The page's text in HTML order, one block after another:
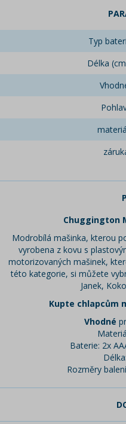
Typ
Délka
Chuggington
Modrobílá mašinka, kterou
vyrobena z kovu s
motorizovaných mašinek,
této kategorie, si můžete
Janek,
Kupte chlapcům
Vhodné
Baterie: 2x
Rozměry